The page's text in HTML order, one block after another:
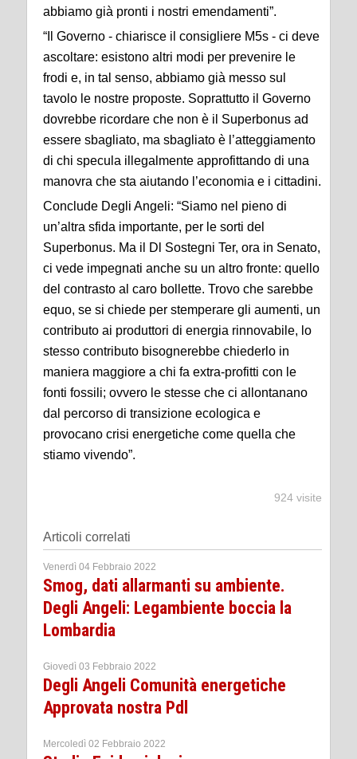
abbiamo già pronti i nostri emendamenti”.
“Il Governo - chiarisce il consigliere M5s - ci deve
ascoltare: esistono altri modi per prevenire le
frodi e, in tal senso, abbiamo già messo sul
tavolo le nostre proposte. Soprattutto il Governo
dovrebbe ricordare che non è il Superbonus ad
essere sbagliato, ma sbagliato è l’atteggiamento
di chi specula illegalmente approfittando di una
manovra che sta aiutando l’economia e i cittadini.
Conclude Degli Angeli: “Siamo nel pieno di
un’altra sfida importante, per le sorti del
Superbonus. Ma il Dl Sostegni Ter, ora in Senato,
ci vede impegnati anche su un altro fronte: quello
del contrasto al caro bollette. Trovo che sarebbe
equo, se si chiede per stemperare gli aumenti, un
contributo ai produttori di energia rinnovabile, lo
stesso contributo bisognerebbe chiederlo in
maniera maggiore a chi fa extra-profitti con le
fonti fossili; ovvero le stesse che ci allontanano
dal percorso di transizione ecologica e
provocano crisi energetiche come quella che
stiamo vivendo”.
924 visite
Articoli correlati
Venerdì 04 Febbraio 2022
Smog, dati allarmanti su ambiente.
Degli Angeli: Legambiente boccia la
Lombardia
Giovedì 03 Febbraio 2022
Degli Angeli Comunità energetiche
Approvata nostra Pdl
Mercoledì 02 Febbraio 2022